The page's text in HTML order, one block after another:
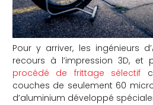
Pour y arriver, les ingénieurs
recours à l’impression 3D, et
procédé de frittage sélectif
couches de seulement 60
d’aluminium développé